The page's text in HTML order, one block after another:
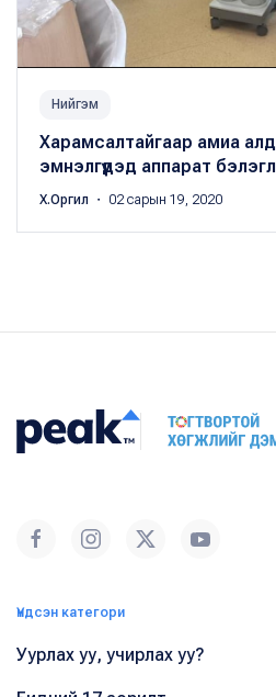
Нийгэм
Харамсалтайгаар амиа
эмнэлгүүдэд аппарат
Х.Оргил ・ 02 сарын 19, 2020
Үндсэн категори
Уурлах уу, учирлах уу?